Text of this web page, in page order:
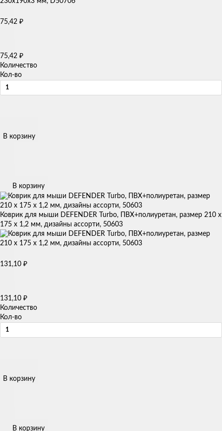
75,42 ₽
75,42 ₽
Количество
Кол-во
В корзину
В корзину
Коврик для мыши DEFENDER Turbo, ПВХ+полиуретан, размер 210 x
175 x 1,2 мм, дизайны ассорти, 50603
131,10 ₽
131,10 ₽
Количество
Кол-во
В корзину
В корзину